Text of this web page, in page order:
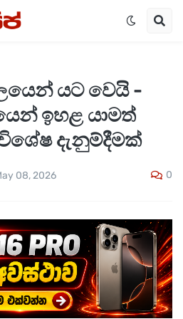
යට වෙයි -
ඉහළ යාමත්
දැනුම්දීමක්
08, 2026 0